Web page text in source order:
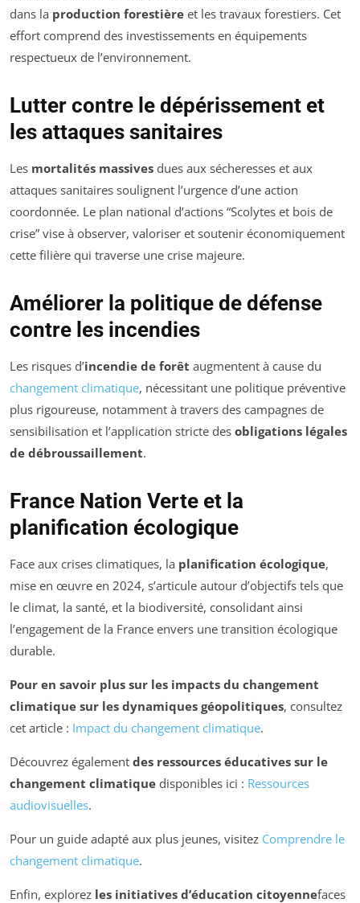
dans la production forestière et les travaux forestiers. Cet
effort comprend des investissements en équipements
respectueux de l’environnement.
Lutter contre le dépérissement et
les attaques sanitaires
Les mortalités massives dues aux sécheresses et aux
attaques sanitaires soulignent l’urgence d’une action
coordonnée. Le plan national d’actions “Scolytes et bois de
crise” vise à observer, valoriser et soutenir économiquement
cette filière qui traverse une crise majeure.
Améliorer la politique de défense
contre les incendies
Les risques d’incendie de forêt augmentent à cause du
changement climatique, nécessitant une politique préventive
plus rigoureuse, notamment à travers des campagnes de
sensibilisation et l’application stricte des obligations légales
de débroussaillement.
France Nation Verte et la
planification écologique
Face aux crises climatiques, la planification écologique,
mise en œuvre en 2024, s’articule autour d’objectifs tels que
le climat, la santé, et la biodiversité, consolidant ainsi
l’engagement de la France envers une transition écologique
durable.
Pour en savoir plus sur les impacts du changement
climatique sur les dynamiques géopolitiques, consultez
cet article : Impact du changement climatique.
Découvrez également des ressources éducatives sur le
changement climatique disponibles ici : Ressources
audiovisuelles.
Pour un guide adapté aux plus jeunes, visitez Comprendre le
changement climatique.
Enfin, explorez les initiatives d’éducation citoyennefaces